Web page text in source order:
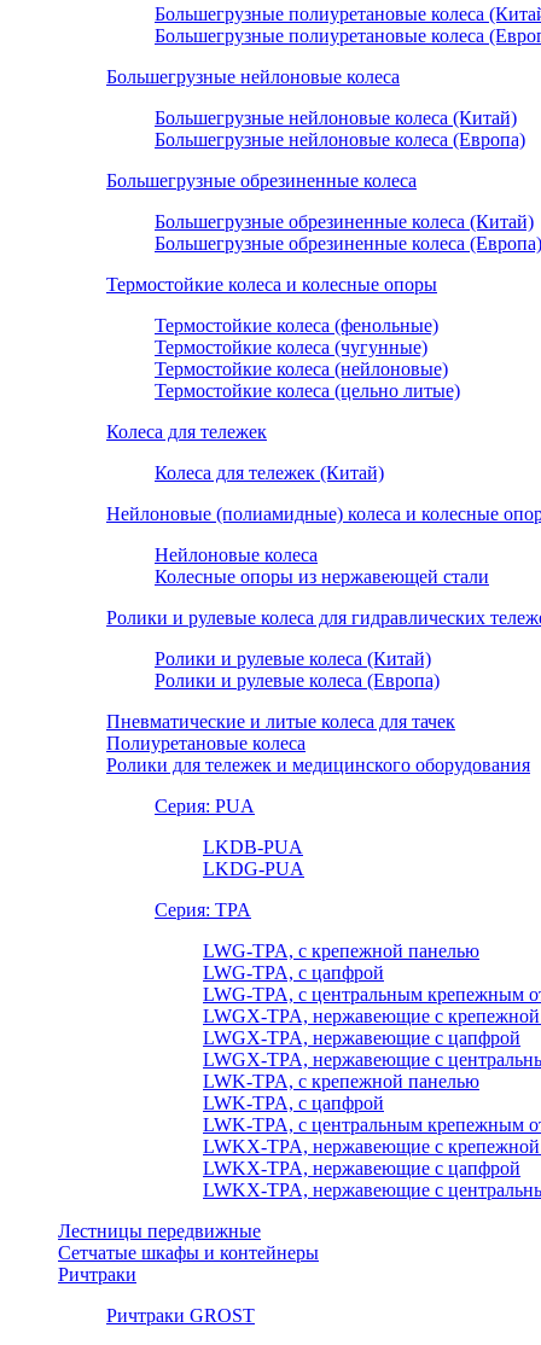
Большегрузные полиуретановые колеса
Большегрузные полиуретановые колеса
Большегрузные нейлоновые колеса
Большегрузные нейлоновые колеса (Китай)
Большегрузные нейлоновые колеса (Европа)
Большегрузные обрезиненные колеса
Большегрузные обрезиненные колеса (Китай)
Большегрузные обрезиненные колеса (Европа)
Термостойкие колеса и колесные опоры
Термостойкие колеса (фенольные)
Термостойкие колеса (чугунные)
Термостойкие колеса (нейлоновые)
Термостойкие колеса (цельно литые)
Колеса для тележек
Колеса для тележек (Китай)
Нейлоновые (полиамидные) колеса и колесные
Нейлоновые колеса
Колесные опоры из нержавеющей стали
Ролики и рулевые колеса для гидравлических
Ролики и рулевые колеса (Китай)
Ролики и рулевые колеса (Европа)
Пневматические и литые колеса для тачек
Полиуретановые колеса
Ролики для тележек и медицинского оборудования
Серия: PUA
LKDB-PUA
LKDG-PUA
Серия: TPA
LWG-TPA, с крепежной панелью
LWG-TPA, с цапфрой
LWG-TPA, с центральным крепежным
LWGX-TPA, нержавеющие с
LWGX-TPA, нержавеющие с цапфрой
LWGX-TPA, нержавеющие с
LWK-TPA, с крепежной панелью
LWK-TPA, с цапфрой
LWK-TPA, с центральным крепежным
LWKX-TPA, нержавеющие с
LWKX-TPA, нержавеющие с цапфрой
LWKX-TPA, нержавеющие с
Лестницы передвижные
Сетчатые шкафы и контейнеры
Ричтраки
Ричтраки GROST